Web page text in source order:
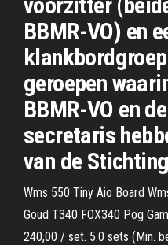
BBMR-VO) en
geroepen
BBMR-VO en
secretaris
van de Stichting
Wms 550 Tiny Aio Board
Goud T340 FOX340 Pog
240,00 / set. 5.0 sets (Min.